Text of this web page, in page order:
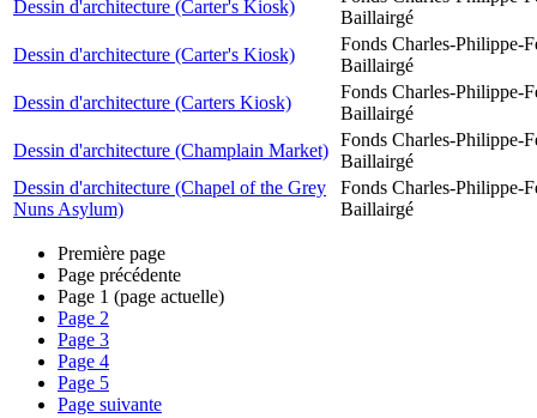
Dessin d'architecture (Carter's Kiosk)
Baillairgé
Dessin d'architecture (Carter's Kiosk)
Fonds Charles-Philippe-
Baillairgé
Dessin d'architecture (Carters Kiosk)
Fonds Charles-Philippe-
Baillairgé
Dessin d'architecture (Champlain Market)
Fonds Charles-Philippe-
Baillairgé
Dessin d'architecture (Chapel of the Grey
Nuns Asylum)
Fonds Charles-Philippe-
Baillairgé
Première page
Page précédente
Page 1 (page actuelle)
Page 2
Page 3
Page 4
Page 5
Page suivante